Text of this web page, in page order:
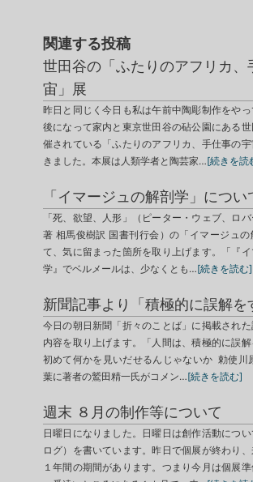
関連する投稿
世田谷の「ふたりのアフリカ、
宙」展
昨日と同じく今日も私は午前中陶彫制作をや
後になって家内と東京世田谷の砧公園にある
催されている「ふたりのアフリカ、手仕事の
きました。本展は人類学者と陶芸家…[続きを読
「イマージュの解剖学」につい
「死、欲望、人形」（ピーター・ウェブ、ロ
著 相馬俊樹訳 国書刊行会）の「イマージュ
て、気に留まった箇所を取り上げます。「『
学』でベルメールは、少なくとも…[続きを読む]
新聞記事より「積極的に誤解を
今日の朝日新聞「折々のことば」に掲載され
内容を取り上げます。「人間は、積極的に誤解
初めて何かを見いだせるんじゃないか 勅使川
葉に著者の鷲田精一氏がコメン…[続きを読む]
週末 ８月の制作等について
日曜日になりました。日曜日は創作活動につ
ログ）を書いています。昨日で個展が終わり
１年間の期間があります。つまり今月は個展